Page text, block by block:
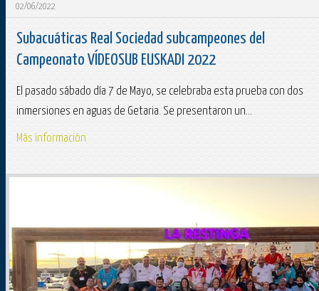
02/06/2022
Subacuáticas Real Sociedad subcampeones del
Campeonato VÍDEOSUB EUSKADI 2022
El pasado sábado día 7 de Mayo, se celebraba esta prueba con dos
inmersiones en aguas de Getaria. Se presentaron un...
Más información